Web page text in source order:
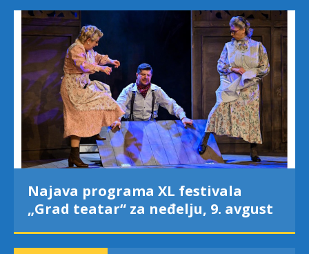
Najava programa XL festivala
„Grad teatar“ za neđelju, 9. avgust